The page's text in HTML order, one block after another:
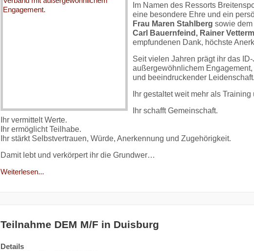
Im Namen des Ressorts
eine besondere Ehre und ein
Frau Maren Stahlberg sowie
Carl Bauernfeind, Rainer
empfundenen Dank, höchste
Seit vielen Jahren prägt ihr das
außergewöhnlichem
und beeindruckender Leidenschaft.
Ihr gestaltet weit mehr als Training
Ihr schafft Gemeinschaft.
Ihr vermittelt Werte.
Ihr ermöglicht Teilhabe.
Ihr stärkt Selbstvertrauen, Würde, Anerkennung und Zugehörigkeit.
Damit lebt und verkörpert ihr die Grundwer…
Weiterlesen...
Teilnahme DEM M/F in Duisburg
Details